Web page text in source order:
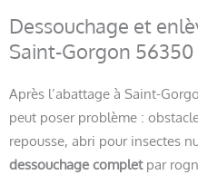
Dessouchage et
Saint-Gorgon 56350
Après l’abattage à Saint-
peut poser problème :
repousse, abri pour insectes
dessouchage completpar